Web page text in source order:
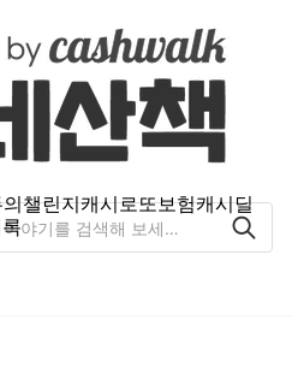
챌린지캐시로또보험캐시딜